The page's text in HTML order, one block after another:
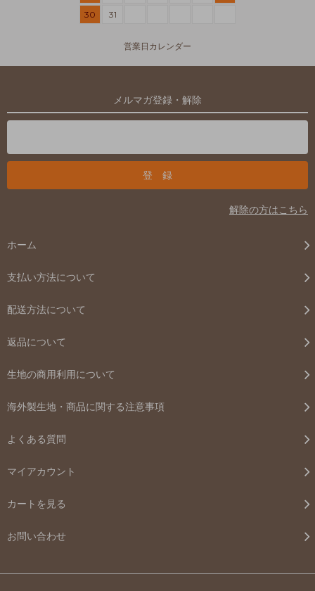
30
31
営業日カレンダー
メルマガ登録・解除
解除の方はこちら
ホーム
支払い方法について
配送方法について
返品について
生地の商用利用について
海外製生地・商品に関する注意事項
よくある質問
マイアカウント
カートを見る
お問い合わせ